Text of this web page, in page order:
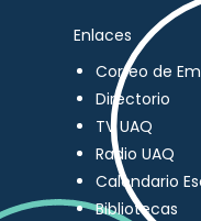
Enlaces
Correo de
Directorio
TV UAQ
Radio UAQ
Calendario
Bibliotecas